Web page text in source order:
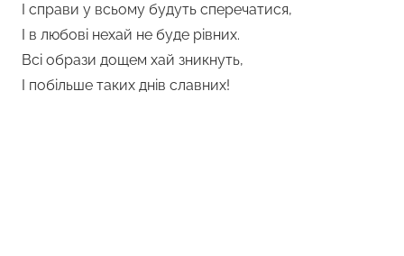
І справи у всьому будуть сперечатися,
І в любові нехай не буде рівних.
Всі образи дощем хай зникнуть,
І побільше таких днів славних!